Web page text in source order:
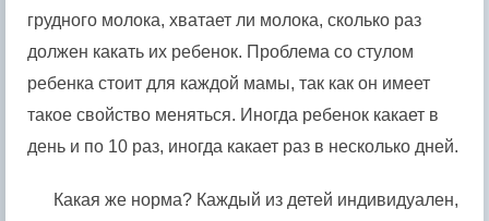
грудного молока, хватает ли молока, сколько раз
должен какать их ребенок. Проблема со стулом
ребенка стоит для каждой мамы, так как он имеет
такое свойство меняться. Иногда ребенок какает в
день и по 10 раз, иногда какает раз в несколько дней.
Какая же норма? Каждый из детей индивидуален,